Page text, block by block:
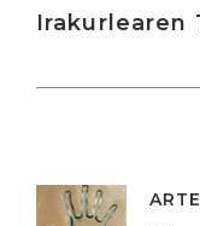
Irakurlearen